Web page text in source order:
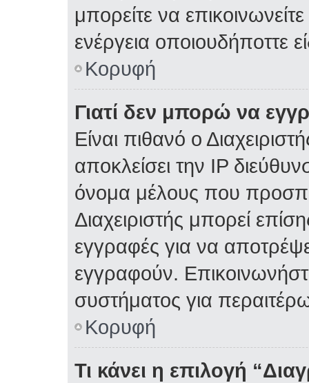
μπορείτε να
ενέργεια
Κορυφή
Γιατί δεν μπορώ να
Είναι πιθανό ο
αποκλείσει την IP
όνομα μέλους που
Διαχειριστής μπορεί
εγγραφές για να
εγγραφούν.
συστήματος για
Κορυφή
Τι κάνει η επιλογή